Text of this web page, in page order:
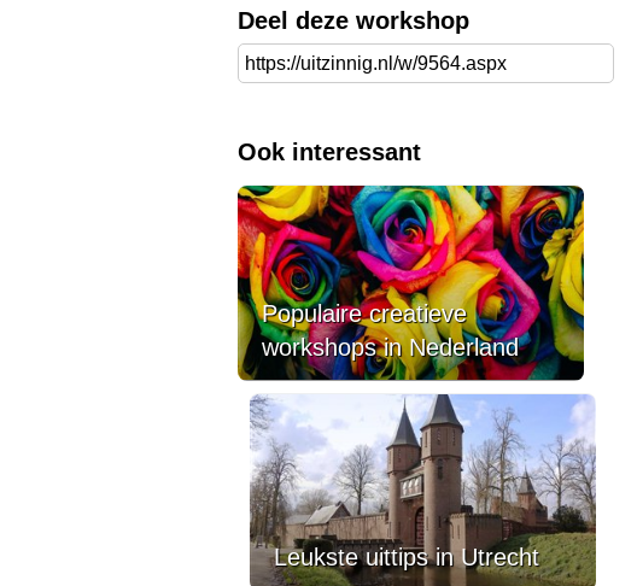
Deel deze workshop
Ook interessant
Populaire creatieve
workshops in Nederland
Leukste uittips in Utrecht